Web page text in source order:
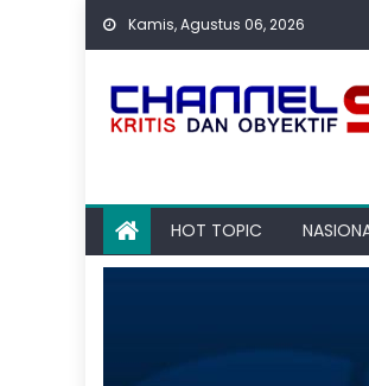
Skip
Kamis, Agustus 06, 2026
HOT TOPIC